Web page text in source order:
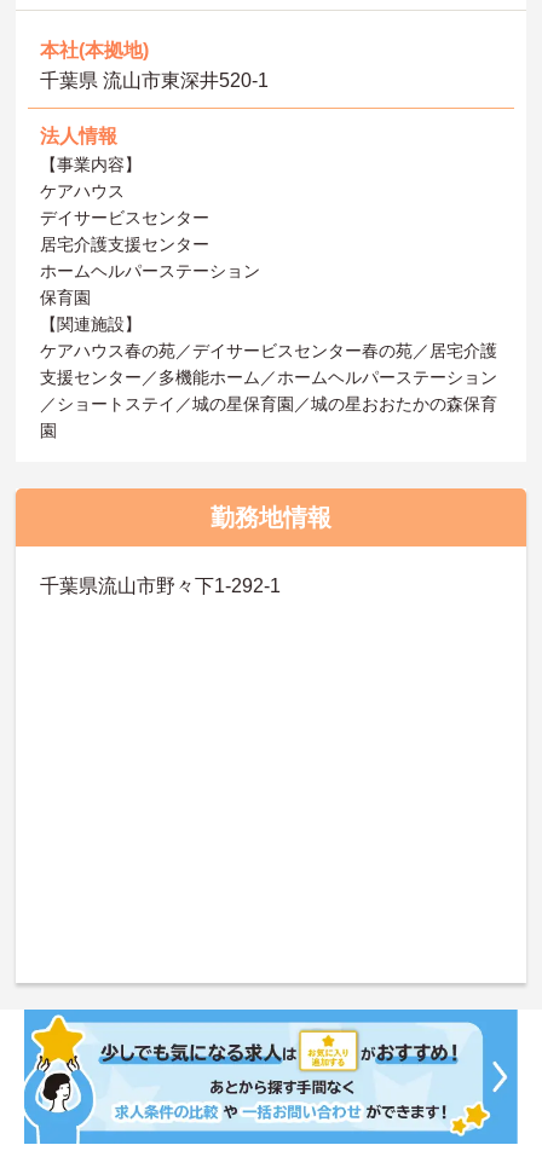
本社(本拠地)
千葉県 流山市東深井520-1
法人情報
【事業内容】
ケアハウス
デイサービスセンター
居宅介護支援センター
ホームヘルパーステーション
保育園
【関連施設】
ケアハウス春の苑／デイサービスセンター春の苑／居宅介護
支援センター／多機能ホーム／ホームヘルパーステーション
／ショートステイ／城の星保育園／城の星おおたかの森保育
園
勤務地情報
千葉県流山市野々下1-292-1